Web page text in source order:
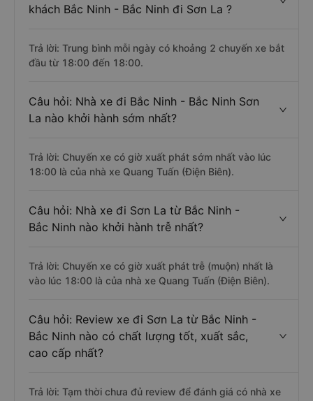
khách Bắc Ninh - Bắc Ninh đi Sơn La ?
Trả lời: Trung bình mỗi ngày có khoảng 2 chuyến xe bắt
đầu từ 18:00 đến 18:00.
Câu hỏi: Nhà xe đi Bắc Ninh - Bắc Ninh Sơn
La nào khởi hành sớm nhất?
Trả lời: Chuyến xe có giờ xuất phát sớm nhất vào lúc
18:00 là của nhà xe Quang Tuấn (Điện Biên).
Câu hỏi: Nhà xe đi Sơn La từ Bắc Ninh -
Bắc Ninh nào khởi hành trễ nhất?
Trả lời: Chuyến xe có giờ xuất phát trễ (muộn) nhất là
vào lúc 18:00 là của nhà xe Quang Tuấn (Điện Biên).
Câu hỏi: Review xe đi Sơn La từ Bắc Ninh -
Bắc Ninh nào có chất lượng tốt, xuất sắc,
cao cấp nhất?
Trả lời: Tạm thời chưa đủ review để đánh giá có nhà xe